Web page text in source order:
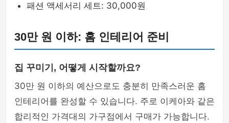
패션 액세서리 세트: 30,000원
30만 원 이하: 홈 인테리어 준비
집 꾸미기, 어떻게 시작할까요?
30만 원 이하의 예산으로도 충분히 만족스러운 홈
인테리어를 완성할 수 있습니다. 주로 이케아와 같은
합리적인 가격대의 가구점에서 구매가 가능합니다.